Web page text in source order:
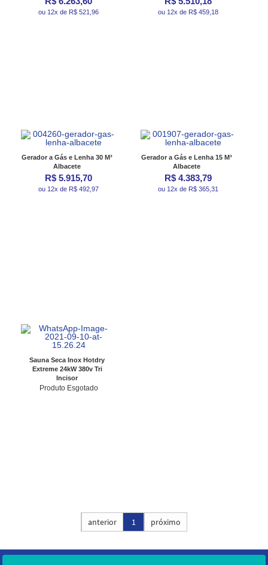
ou 12x de R$ 521,96 ou 12x de R$ 459,18
Gerador a Gás e Lenha 30 M³
Albacete
R$ 5.915,70
ou 12x de R$ 492,97
Gerador a Gás e Lenha 15 M³
Albacete
R$ 4.383,79
ou 12x de R$ 365,31
Sauna Seca Inox Hotdry
Extreme 24kW 380v Tri
Incisor
Produto Esgotado
anterior 1 próximo